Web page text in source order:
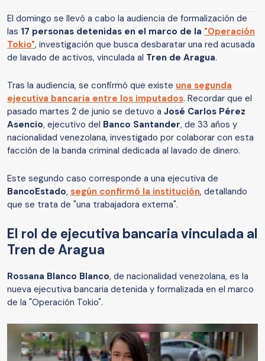
El domingo se llevó a cabo la audiencia de formalización de
las 17 personas detenidas en el marco de la "Operación
Tokio", investigación que busca desbaratar una red acusada
de lavado de activos, vinculada al Tren de Aragua.
Tras la audiencia, se confirmó que existe una segunda
ejecutiva bancaria entre los imputados. Recordar que el
pasado martes 2 de junio se detuvo a José Carlos Pérez
Asencio, ejecutivo del Banco Santander, de 33 años y
nacionalidad venezolana, investigado por colaborar con esta
facción de la banda criminal dedicada al lavado de dinero.
Este segundo caso corresponde a una ejecutiva de
BancoEstado, según confirmó la institución, detallando
que se trata de "una trabajadora externa".
El rol de ejecutiva bancaria vinculada al
Tren de Aragua
Rossana Blanco Blanco, de nacionalidad venezolana, es la
nueva ejecutiva bancaria detenida y formalizada en el marco
de la "Operación Tokio".